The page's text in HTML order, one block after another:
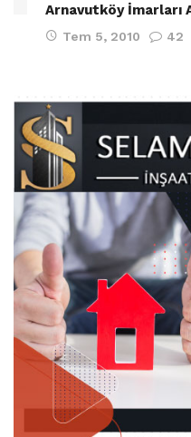
Arnavutköy İmarları
Tem 5, 2010 42